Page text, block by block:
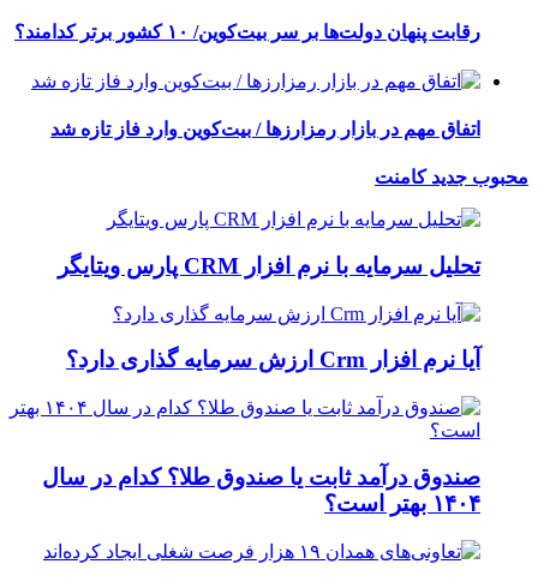
رقابت پنهان دولت‌ها بر سر بیت‌کوین/ ۱۰ کشور برتر کدامند؟
اتفاق مهم در بازار رمزارزها / بیت‌کوین وارد فاز تازه شد
محبوب جدیدکامنت
تحلیل سرمایه با نرم افزار CRM پارس ویتایگر
آیا نرم افزار Crm ارزش سرمایه گذاری دارد؟
صندوق درآمد ثابت یا صندوق طلا؟ کدام در سال
۱۴۰۴ بهتر است؟